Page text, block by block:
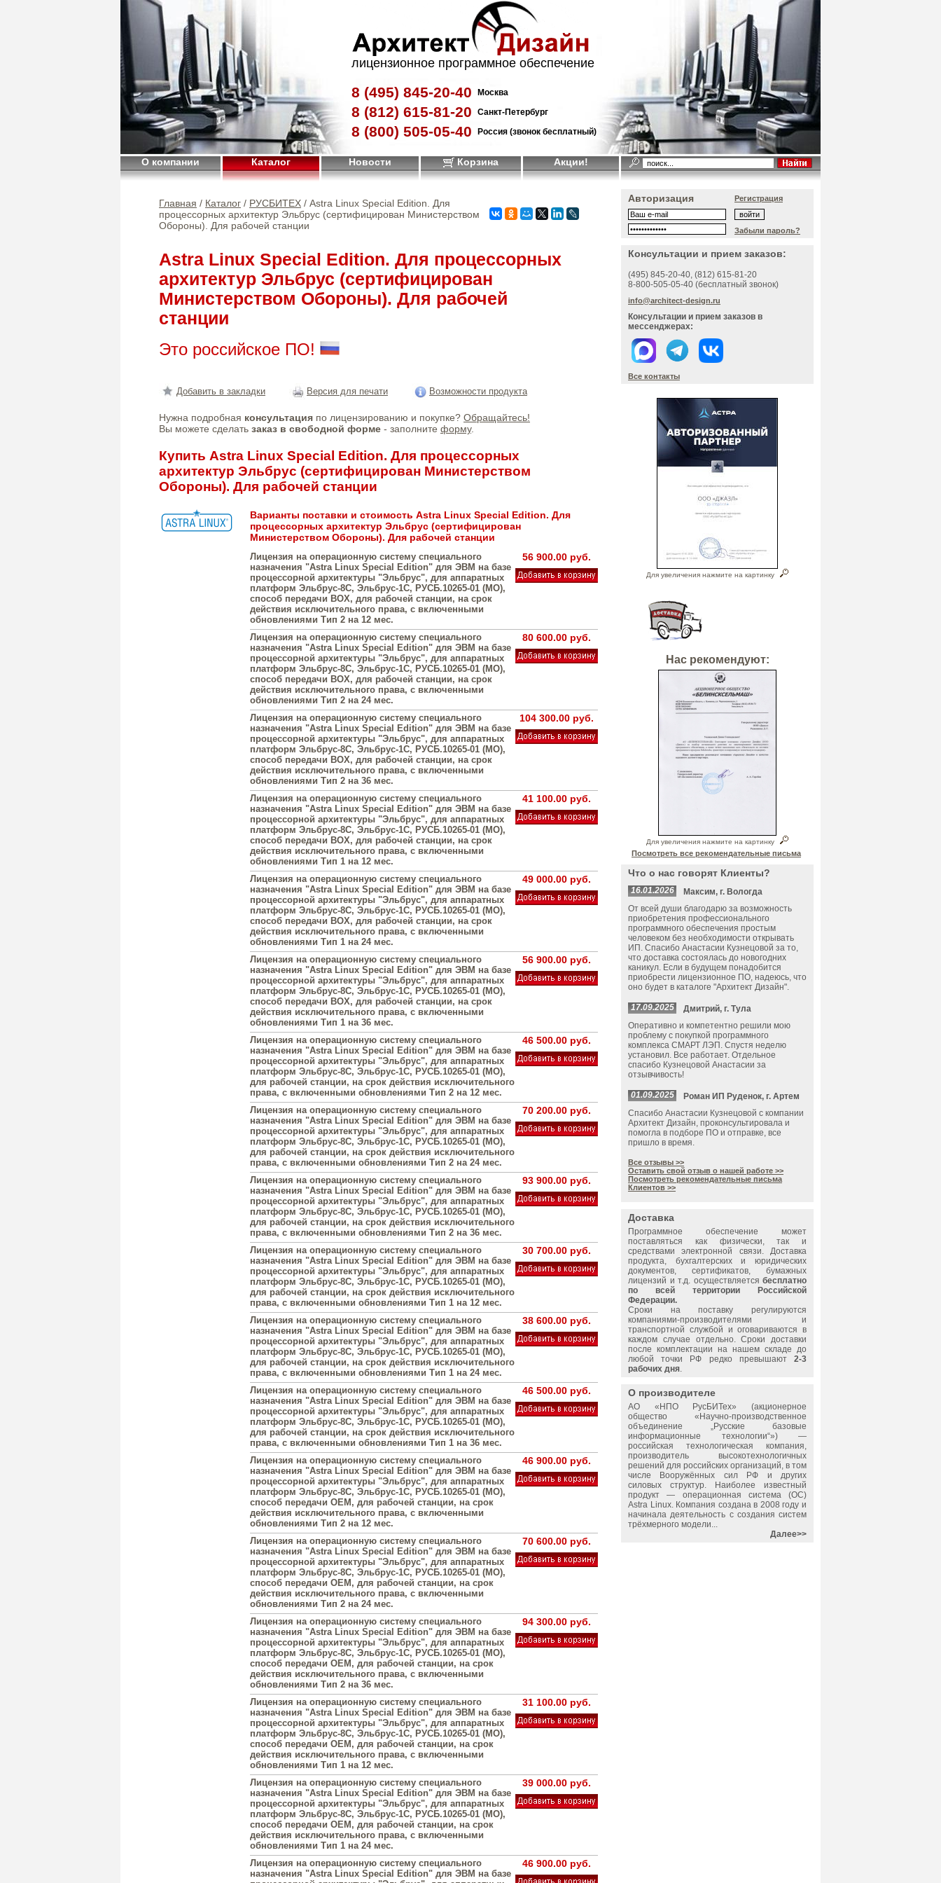
лицензионное программное обеспечение
8 (495) 845-20-40 Москва
8 (812) 615-81-20 Санкт-Петербург
8 (800) 505-05-40 Россия (звонок бесплатный)
О компании Каталог Новости Корзина Акции!
Главная / Каталог / РУСБИТЕХ / Astra Linux Special Edition. Для
процессорных архитектур Эльбрус (сертифицирован Министерством
Обороны). Для рабочей станции
Astra Linux Special Edition. Для процессорных
архитектур Эльбрус (сертифицирован
Министерством Обороны). Для рабочей
станции
Это российское ПО!
Добавить в закладки Версия для печати Возможности продукта
Нужна подробная консультация по лицензированию и покупке? Обращайтесь!
Вы можете сделать заказ в свободной форме - заполните форму.
Купить Astra Linux Special Edition. Для процессорных
архитектур Эльбрус (сертифицирован Министерством
Обороны). Для рабочей станции
Варианты поставки и стоимость Astra Linux Special Edition. Для
процессорных архитектур Эльбрус (сертифицирован
Министерством Обороны). Для рабочей станции
Лицензия на операционную систему специального
назначения "Astra Linux Special Edition" для ЭВМ на базе
процессорной архитектуры "Эльбрус", для аппаратных
платформ Эльбрус-8С, Эльбрус-1С, РУСБ.10265-01 (МО),
способ передачи BOX, для рабочей станции, на срок
действия исключительного права, с включенными
обновлениями Тип 2 на 12 мес.
56 900.00 руб.
Лицензия на операционную систему специального
назначения "Astra Linux Special Edition" для ЭВМ на базе
процессорной архитектуры "Эльбрус", для аппаратных
платформ Эльбрус-8С, Эльбрус-1С, РУСБ.10265-01 (МО),
способ передачи BOX, для рабочей станции, на срок
действия исключительного права, с включенными
обновлениями Тип 2 на 24 мес.
80 600.00 руб.
Лицензия на операционную систему специального
назначения "Astra Linux Special Edition" для ЭВМ на базе
процессорной архитектуры "Эльбрус", для аппаратных
платформ Эльбрус-8С, Эльбрус-1С, РУСБ.10265-01 (МО),
способ передачи BOX, для рабочей станции, на срок
действия исключительного права, с включенными
обновлениями Тип 2 на 36 мес.
104 300.00 руб.
Лицензия на операционную систему специального
назначения "Astra Linux Special Edition" для ЭВМ на базе
процессорной архитектуры "Эльбрус", для аппаратных
платформ Эльбрус-8С, Эльбрус-1С, РУСБ.10265-01 (МО),
способ передачи BOX, для рабочей станции, на срок
действия исключительного права, с включенными
обновлениями Тип 1 на 12 мес.
41 100.00 руб.
Лицензия на операционную систему специального
назначения "Astra Linux Special Edition" для ЭВМ на базе
процессорной архитектуры "Эльбрус", для аппаратных
платформ Эльбрус-8С, Эльбрус-1С, РУСБ.10265-01 (МО),
способ передачи BOX, для рабочей станции, на срок
действия исключительного права, с включенными
обновлениями Тип 1 на 24 мес.
49 000.00 руб.
Лицензия на операционную систему специального
назначения "Astra Linux Special Edition" для ЭВМ на базе
процессорной архитектуры "Эльбрус", для аппаратных
платформ Эльбрус-8С, Эльбрус-1С, РУСБ.10265-01 (МО),
способ передачи BOX, для рабочей станции, на срок
действия исключительного права, с включенными
обновлениями Тип 1 на 36 мес.
56 900.00 руб.
Лицензия на операционную систему специального
назначения "Astra Linux Special Edition" для ЭВМ на базе
процессорной архитектуры "Эльбрус", для аппаратных
платформ Эльбрус-8С, Эльбрус-1С, РУСБ.10265-01 (МО),
для рабочей станции, на срок действия исключительного
права, с включенными обновлениями Тип 2 на 12 мес.
46 500.00 руб.
Лицензия на операционную систему специального
назначения "Astra Linux Special Edition" для ЭВМ на базе
процессорной архитектуры "Эльбрус", для аппаратных
платформ Эльбрус-8С, Эльбрус-1С, РУСБ.10265-01 (МО),
для рабочей станции, на срок действия исключительного
права, с включенными обновлениями Тип 2 на 24 мес.
70 200.00 руб.
Лицензия на операционную систему специального
назначения "Astra Linux Special Edition" для ЭВМ на базе
процессорной архитектуры "Эльбрус", для аппаратных
платформ Эльбрус-8С, Эльбрус-1С, РУСБ.10265-01 (МО),
для рабочей станции, на срок действия исключительного
права, с включенными обновлениями Тип 2 на 36 мес.
93 900.00 руб.
Лицензия на операционную систему специального
назначения "Astra Linux Special Edition" для ЭВМ на базе
процессорной архитектуры "Эльбрус", для аппаратных
платформ Эльбрус-8С, Эльбрус-1С, РУСБ.10265-01 (МО),
для рабочей станции, на срок действия исключительного
права, с включенными обновлениями Тип 1 на 12 мес.
30 700.00 руб.
Лицензия на операционную систему специального
назначения "Astra Linux Special Edition" для ЭВМ на базе
процессорной архитектуры "Эльбрус", для аппаратных
платформ Эльбрус-8С, Эльбрус-1С, РУСБ.10265-01 (МО),
для рабочей станции, на срок действия исключительного
права, с включенными обновлениями Тип 1 на 24 мес.
38 600.00 руб.
Лицензия на операционную систему специального
назначения "Astra Linux Special Edition" для ЭВМ на базе
процессорной архитектуры "Эльбрус", для аппаратных
платформ Эльбрус-8С, Эльбрус-1С, РУСБ.10265-01 (МО),
для рабочей станции, на срок действия исключительного
права, с включенными обновлениями Тип 1 на 36 мес.
46 500.00 руб.
Лицензия на операционную систему специального
назначения "Astra Linux Special Edition" для ЭВМ на базе
процессорной архитектуры "Эльбрус", для аппаратных
платформ Эльбрус-8С, Эльбрус-1С, РУСБ.10265-01 (МО),
способ передачи OEM, для рабочей станции, на срок
действия исключительного права, с включенными
обновлениями Тип 2 на 12 мес.
46 900.00 руб.
Лицензия на операционную систему специального
назначения "Astra Linux Special Edition" для ЭВМ на базе
процессорной архитектуры "Эльбрус", для аппаратных
платформ Эльбрус-8С, Эльбрус-1С, РУСБ.10265-01 (МО),
способ передачи OEM, для рабочей станции, на срок
действия исключительного права, с включенными
обновлениями Тип 2 на 24 мес.
70 600.00 руб.
Лицензия на операционную систему специального
назначения "Astra Linux Special Edition" для ЭВМ на базе
процессорной архитектуры "Эльбрус", для аппаратных
платформ Эльбрус-8С, Эльбрус-1С, РУСБ.10265-01 (МО),
способ передачи OEM, для рабочей станции, на срок
действия исключительного права, с включенными
обновлениями Тип 2 на 36 мес.
94 300.00 руб.
Лицензия на операционную систему специального
назначения "Astra Linux Special Edition" для ЭВМ на базе
процессорной архитектуры "Эльбрус", для аппаратных
платформ Эльбрус-8С, Эльбрус-1С, РУСБ.10265-01 (МО),
способ передачи OEM, для рабочей станции, на срок
действия исключительного права, с включенными
обновлениями Тип 1 на 12 мес.
31 100.00 руб.
Лицензия на операционную систему специального
назначения "Astra Linux Special Edition" для ЭВМ на базе
процессорной архитектуры "Эльбрус", для аппаратных
платформ Эльбрус-8С, Эльбрус-1С, РУСБ.10265-01 (МО),
способ передачи OEM, для рабочей станции, на срок
действия исключительного права, с включенными
обновлениями Тип 1 на 24 мес.
39 000.00 руб.
Лицензия на операционную систему специального
назначения "Astra Linux Special Edition" для ЭВМ на базе
46 900.00 руб.
Авторизация Регистрация
Забыли пароль?
Консультации и прием заказов:
(495) 845-20-40, (812) 615-81-20
8-800-505-05-40 (бесплатный звонок)
info@architect-design.ru
Консультации и прием заказов в
мессенджерах:
Все контакты
Для увеличения нажмите на картинку
Нас рекомендуют:
Для увеличения нажмите на картинку
Посмотреть все рекомендательные письма
Что о нас говорят Клиенты?
16.01.2026
Максим, г. Вологда
От всей души благодарю за возможность
приобретения профессионального
программного обеспечения простым
человеком без необходимости открывать
ИП. Спасибо Анастасии Кузнецовой за то,
что доставка состоялась до новогодних
каникул. Если в будущем понадобится
приобрести лицензионное ПО, надеюсь, что
оно будет в каталоге "Архитект Дизайн".
17.09.2025
Дмитрий, г. Тула
Оперативно и компетентно решили мою
проблему с покупкой программного
комплекса СМАРТ ЛЭП. Спустя неделю
установил. Все работает. Отдельное
спасибо Кузнецовой Анастасии за
отзывчивость!
01.09.2025
Роман ИП Руденок, г. Артем
Спасибо Анастасии Кузнецовой с компании
Архитект Дизайн, проконсультировала и
помогла в подборе ПО и отправке, все
пришло в время.
Все отзывы >>
Оставить свой отзыв о нашей работе >>
Посмотреть рекомендательные письма
Клиентов >>
Доставка
Программное обеспечение может
поставляться как физически, так и
средствами электронной связи. Доставка
продукта, бухгалтерских и юридических
документов, сертификатов, бумажных
лицензий и т.д. осуществляется бесплатно
по всей территории Российской
Федерации.
Сроки на поставку регулируются
компаниями-производителями и
транспортной службой и оговариваются в
каждом случае отдельно. Сроки доставки
после комплектации на нашем складе до
любой точки РФ редко превышают 2-3
рабочих дня.
О производителе
АО «НПО РусБИТех» (акционерное
общество «Научно-производственное
объединение „Русские базовые
информационные технологии“») —
российская технологическая компания,
производитель высокотехнологичных
решений для российских организаций, в том
числе Вооружённых сил РФ и других
силовых структур. Наиболее известный
продукт — операционная система (ОС)
Astra Linux. Компания создана в 2008 году и
начинала деятельность с создания систем
трёхмерного модели...
Далее>>